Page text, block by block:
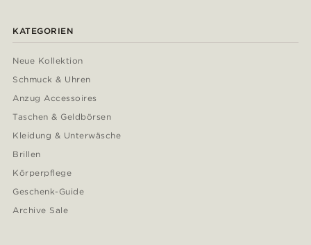
KATEGORIEN
Neue Kollektion
Schmuck & Uhren
Anzug Accessoires
Taschen & Geldbörsen
Kleidung & Unterwäsche
Brillen
Körperpflege
Geschenk-Guide
Archive Sale